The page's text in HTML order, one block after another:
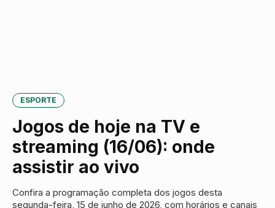
ESPORTE
Jogos de hoje na TV e
streaming (16/06): onde
assistir ao vivo
Confira a programação completa dos jogos desta
segunda-feira, 15 de junho de 2026, com horários e canais